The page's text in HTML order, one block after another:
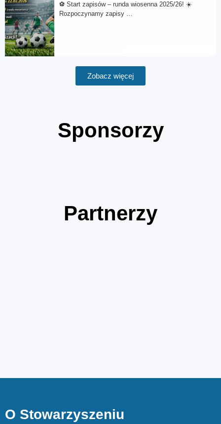
⚽ Start zapisów – runda wiosenna 2025/26! ☀️
Rozpoczynamy zapisy …
Zobacz więcej
Sponsorzy
Partnerzy
O Stowarzyszeniu